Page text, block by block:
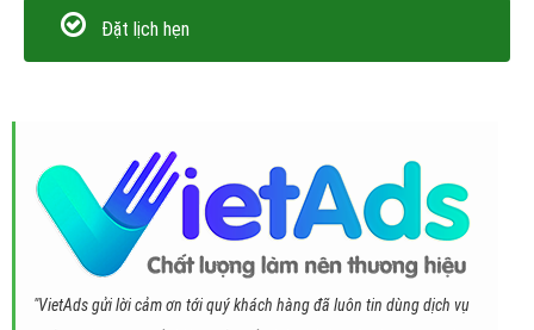
Đặt lịch hẹn
"VietAds gửi lời cảm ơn tới quý khách hàng đã luôn tin dùng dịch vụ